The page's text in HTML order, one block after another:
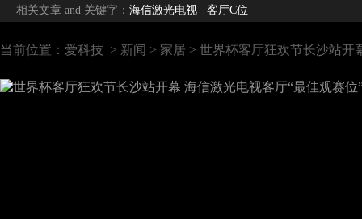
相关文章 and 关键字： 海信激光电视 客厅C位
当前位置： 爱科技 > 新闻 > 家居 > 世界杯客厅狂欢节长沙站开